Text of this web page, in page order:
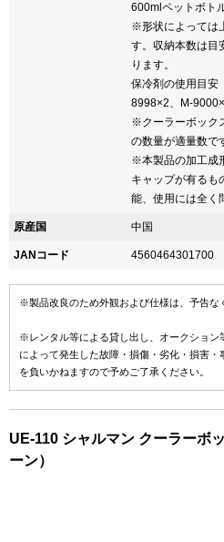
600mlペットボト
※形状によっては
す。収納本数は目
ります。
保冷剤の使用目安
8998×2、M-
※クーラーボック
の数量が適量数で
※本製品の加工成
キャップが有るも
能、使用には全く
原産国 中国
JANコード 4560464301700
※製品改良のため外観および仕様は、予告な
※レンタル等による貸し出し、オークション
によって発生した故障・損傷・劣化・損害
を負いかねますので予めご了承ください。
UE-110 シャルマン クーラーボ
ーン）